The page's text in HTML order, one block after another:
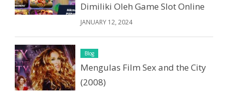
Dimiliki Oleh Game Slot Online
JANUARY 12, 2024
Blog
Mengulas Film Sex and the City
(2008)